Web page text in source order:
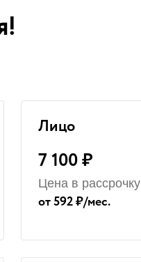
Лицо
7 100 ₽
Цена в рассрочку
от 592 ₽/мес.